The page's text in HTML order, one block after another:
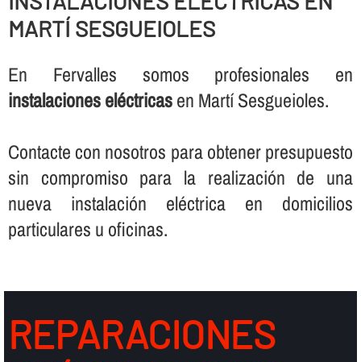
MARTÍ SESGUEIOLES
En Fervalles somos profesionales en
instalaciones eléctricasen Martí Sesgueioles.
Contacte con nosotros para obtener presupuesto
sin compromiso para la realización de una
nueva instalación eléctrica en domicilios
particulares u oficinas.
REPARACIONES